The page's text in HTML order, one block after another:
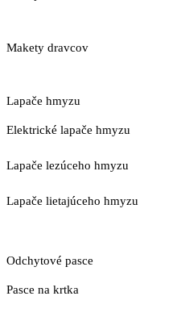
Makety dravcov
Lapače hmyzu
Elektrické lapače hmyzu
Lapače lezúceho hmyzu
Lapače lietajúceho hmyzu
Odchytové pasce
Pasce na krtka